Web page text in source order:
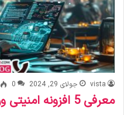
vista جولای 29, 2024 0
معرفی 5 افزونه امنیتی وردپرس